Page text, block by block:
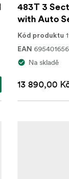
483T 3
with Auto
Kód produktu
EAN
Na skladě
13 890,00